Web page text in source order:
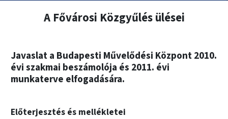
A Fővárosi Közgyűlés ülései
Javaslat a Budapesti Művelődési Központ 2010.
évi szakmai beszámolója és 2011. évi
munkaterve elfogadására.
Előterjesztés és mellékletei